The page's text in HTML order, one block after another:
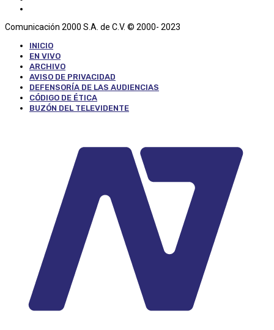
Comunicación 2000 S.A. de C.V. © 2000- 2023
INICIO
EN VIVO
ARCHIVO
AVISO DE PRIVACIDAD
DEFENSORÍA DE LAS AUDIENCIAS
CÓDIGO DE ÉTICA
BUZÓN DEL TELEVIDENTE